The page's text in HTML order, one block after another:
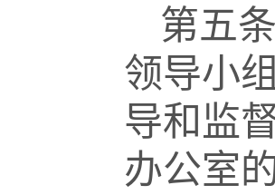
第五条
领导小组
导和监
办公室